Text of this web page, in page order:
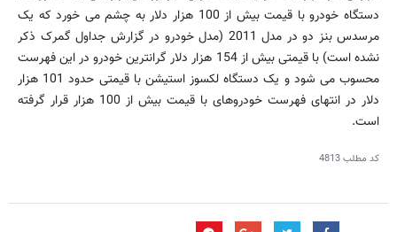
دستگاه خودرو با قیمت بیش از 100 هزار دلار به چشم می خورد که یک
مرسدس بنز دو در مدل 2011 (مدل خودرو در گزارش جداول گمرک ذکر
نشده است) با قیمتی بیش از 154 هزار دلار گرانترین خودرو در این فهرست
محسوب می شود و یک دستگاه لکسوز استیشن با قیمتی حدود 101 هزار
دلار در انتهای فهرست خودروهای با قیمت بیش از 100 هزار قرار گرفته
است.
کد مطلب4813